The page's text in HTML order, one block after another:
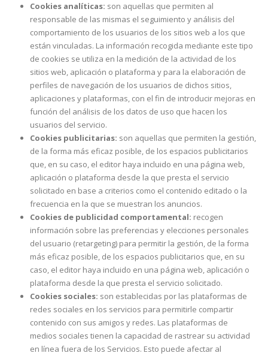
Cookies analíticas: son aquellas que permiten al
responsable de las mismas el seguimiento y análisis del
comportamiento de los usuarios de los sitios web a los que
están vinculadas. La información recogida mediante este tipo
de cookies se utiliza en la medición de la actividad de los
sitios web, aplicación o plataforma y para la elaboración de
perfiles de navegación de los usuarios de dichos sitios,
aplicaciones y plataformas, con el fin de introducir mejoras en
función del análisis de los datos de uso que hacen los
usuarios del servicio.
Cookies publicitarias: son aquellas que permiten la gestión,
de la forma más eficaz posible, de los espacios publicitarios
que, en su caso, el editor haya incluido en una página web,
aplicación o plataforma desde la que presta el servicio
solicitado en base a criterios como el contenido editado o la
frecuencia en la que se muestran los anuncios.
Cookies de publicidad comportamental: recogen
información sobre las preferencias y elecciones personales
del usuario (retargeting) para permitir la gestión, de la forma
más eficaz posible, de los espacios publicitarios que, en su
caso, el editor haya incluido en una página web, aplicación o
plataforma desde la que presta el servicio solicitado.
Cookies sociales: son establecidas por las plataformas de
redes sociales en los servicios para permitirle compartir
contenido con sus amigos y redes. Las plataformas de
medios sociales tienen la capacidad de rastrear su actividad
en línea fuera de los Servicios. Esto puede afectar al